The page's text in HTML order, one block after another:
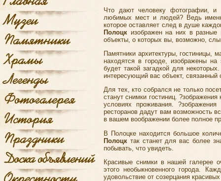
Что дают человеку фотографии,
любимых мест и людей? Ведь
которое оставляет след в душе
Полоцк изображен на них в
объекты, о которых вы, возможно,
Памятники архитектуры, гостиницы,
находятся в городе, изображены
будет такой загадкой для
интересующий вас объект, связанный
Для тех, кто собрался не только
станут снимки гостиниц.
условиях проживания.
ресторанов дадут вам возможность
в вашем воображении более полное
В Полоцке находится большое
Полоцк так станет для вас более
побывать, что увидеть.
Красивые снимки в нашей галерее
этого необыкновенного города.
удовольствие от созерцания